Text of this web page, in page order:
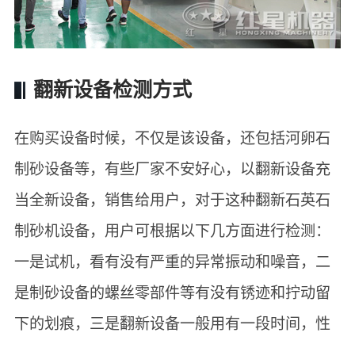
翻新设备检测方式
在购买设备时候，不仅是该设备，还包括河卵石
制砂设备等，有些厂家不安好心，以翻新设备充
当全新设备，销售给用户，对于这种翻新石英石
制砂机设备，用户可根据以下几方面进行检测：
一是试机，看有没有严重的异常振动和噪音，二
是制砂设备的螺丝零部件等有没有锈迹和拧动留
下的划痕，三是翻新设备一般用有一段时间，性